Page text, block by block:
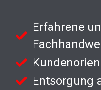
Erfahrene
Entsorgung